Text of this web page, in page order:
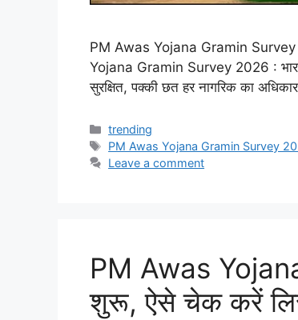
PM Awas Yojana Gramin Survey
Yojana Gramin Survey 2026 : भारत
सुरक्षित, पक्की छत हर नागरिक का
Categories
trending
Tags
PM Awas Yojana Gramin Survey
Leave a comment
PM Awas
शुरू, ऐसे चेक करें